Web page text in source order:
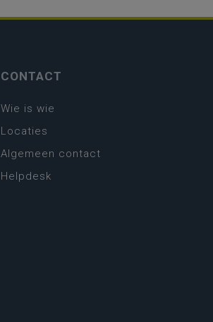
CONTACT
Wie is wie
Locaties
Algemeen contact
Helpdesk